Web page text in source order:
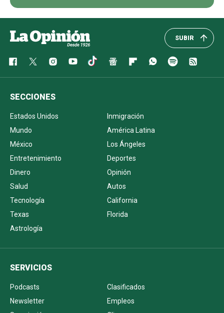
SUBIR
SECCIONES
Estados Unidos
Inmigración
Mundo
América Latina
México
Los Ángeles
Entretenimiento
Deportes
Dinero
Opinión
Salud
Autos
Tecnología
California
Texas
Florida
Astrología
SERVICIOS
Podcasts
Clasificados
Newsletter
Empleos